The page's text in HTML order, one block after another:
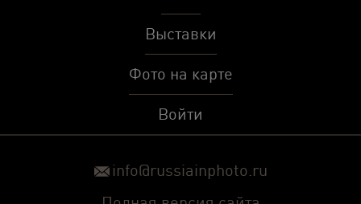
Выставки
Фото на карте
Войти
info@russiainphoto.ru